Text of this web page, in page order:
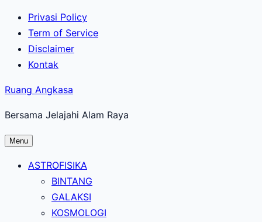
Lewati
konten
utama
Privasi Policy
Term of Service
Disclaimer
Kontak
Ruang Angkasa
Bersama Jelajahi Alam Raya
Menu
ASTROFISIKA
BINTANG
GALAKSI
KOSMOLOGI